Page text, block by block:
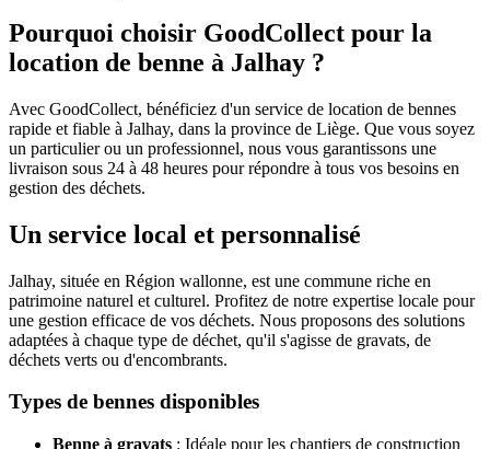
Pourquoi choisir GoodCollect pour la
location de benne à Jalhay ?
Avec GoodCollect, bénéficiez d'un service de location de bennes
rapide et fiable à Jalhay, dans la province de Liège. Que vous soyez
un particulier ou un professionnel, nous vous garantissons une
livraison sous 24 à 48 heures pour répondre à tous vos besoins en
gestion des déchets.
Un service local et personnalisé
Jalhay, située en Région wallonne, est une commune riche en
patrimoine naturel et culturel. Profitez de notre expertise locale pour
une gestion efficace de vos déchets. Nous proposons des solutions
adaptées à chaque type de déchet, qu'il s'agisse de gravats, de
déchets verts ou d'encombrants.
Types de bennes disponibles
Benne à gravats : Idéale pour les chantiers de construction